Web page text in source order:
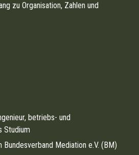
zu Organisation, Zahlen und
betriebs- und
Studium
Mediation e.V. (BM)